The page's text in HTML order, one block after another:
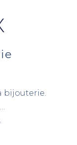
bijouterie.